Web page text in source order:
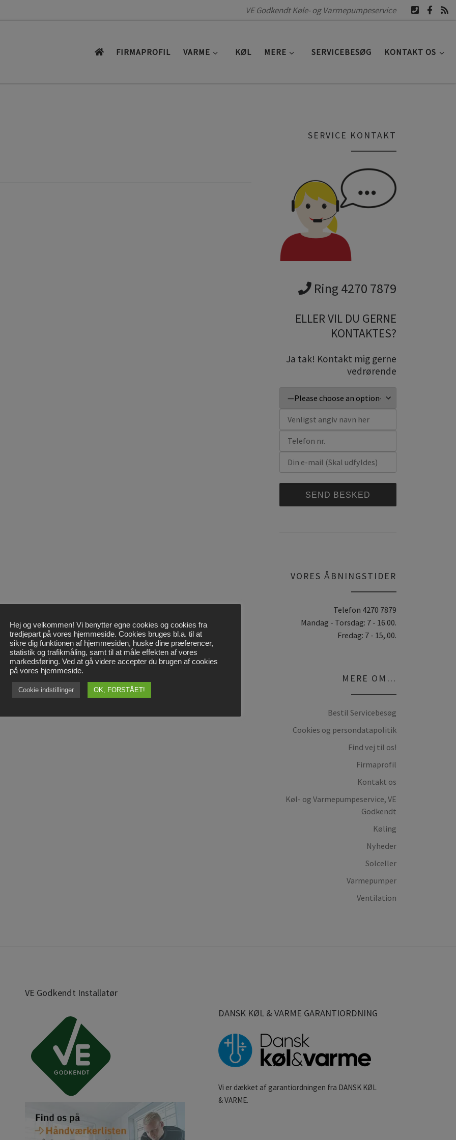
VE Godkendt Køle- og Varmepumpeservice
FIRMAPROFIL VARME KØL MERE SERVICEBESØG KONTAKT OS
SERVICE KONTAKT
Ring 4270 7879
ELLER VIL DU GERNE
KONTAKTES?
Ja tak! Kontakt mig gerne
vedrørende
VORES ÅBNINGSTIDER
Telefon 4270 7879
Mandag - Torsdag: 7 - 16.00.
Fredag: 7 - 15,.00.
MERE OM…
Bestil Servicebesøg
Cookies og persondatapolitik
Find vej til os!
Firmaprofil
Kontakt os
Køl- og Varmepumpeservice, VE
Godkendt
Køling
Nyheder
Solceller
Varmepumper
Ventilation
VE Godkendt Installatør
DANSK KØL & VARME GARANTIORDNING
Vi er dækket af garantiordningen fra DANSK KØL
& VARME.
Hej og velkommen! Vi benytter egne cookies og cookies fra
tredjepart på vores hjemmeside. Cookies bruges bl.a. til at
sikre dig funktionen af hjemmesiden, huske dine præferencer,
statistik og trafikmåling, samt til at måle effekten af vores
markedsføring. Ved at gå videre accepter du brugen af cookies
på vores hjemmeside.
Cookie indstillinger OK, FORSTÅET!